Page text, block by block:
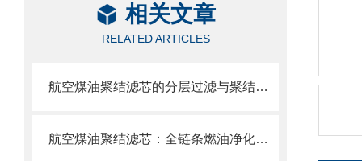
相关文章
RELATED ARTICLES
航空煤油聚结滤芯的分层过滤与聚结分离原理
航空煤油聚结滤芯：全链条燃油净化的关键配套